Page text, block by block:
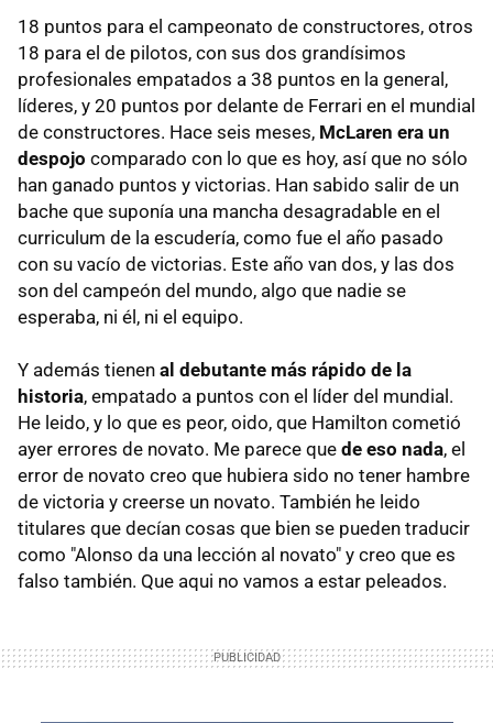
18 puntos para el campeonato de constructores, otros
18 para el de pilotos, con sus dos grandísimos
profesionales empatados a 38 puntos en la general,
líderes, y 20 puntos por delante de Ferrari en el mundial
de constructores. Hace seis meses, McLaren era un
despojo comparado con lo que es hoy, así que no sólo
han ganado puntos y victorias. Han sabido salir de un
bache que suponía una mancha desagradable en el
curriculum de la escudería, como fue el año pasado
con su vacío de victorias. Este año van dos, y las dos
son del campeón del mundo, algo que nadie se
esperaba, ni él, ni el equipo.
Y además tienen al debutante más rápido de la
historia, empatado a puntos con el líder del mundial.
He leido, y lo que es peor, oido, que Hamilton cometió
ayer errores de novato. Me parece que de eso nada, el
error de novato creo que hubiera sido no tener hambre
de victoria y creerse un novato. También he leido
titulares que decían cosas que bien se pueden traducir
como "Alonso da una lección al novato" y creo que es
falso también. Que aqui no vamos a estar peleados.